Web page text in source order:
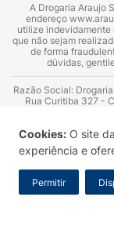
Cookies: O site
experiência e
Permitir
A Drogaria Araujo
endereço
utilize indevidamente
que não sejam
de forma
dúvidas,
Razão Social:
Rua Curitiba 327 -
Azevedo Guimarães –
Consultor
Sanitário: